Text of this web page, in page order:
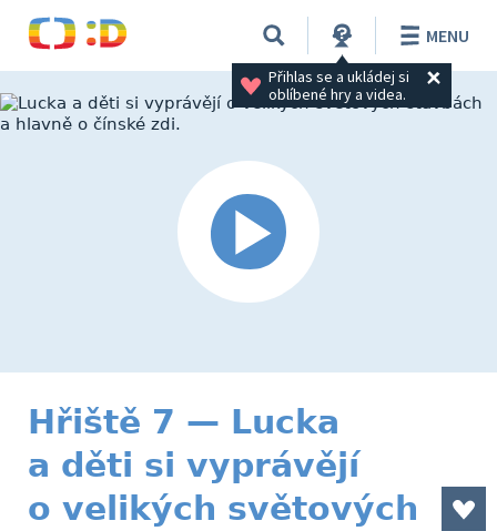
Přihlas se a ukládej si
oblíbené hry a videa.
MENU
Hřiště 7 — Lucka
a děti si vyprávějí
o velikých světových